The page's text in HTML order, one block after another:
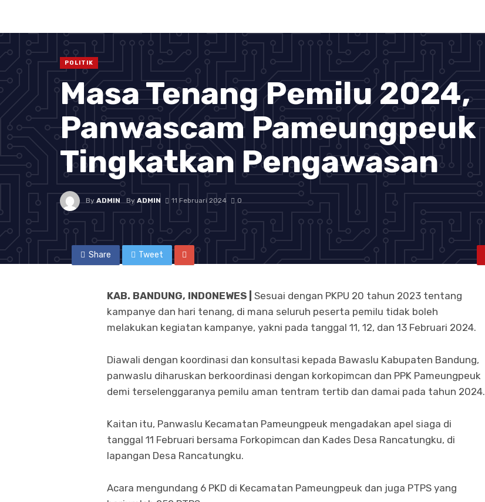
POLITIK
Masa Tenang Pemilu 2024,
Panwascam Pameungpeuk
Tingkatkan Pengawasan
ByADMIN ByADMIN 11 Februari 2024 0
Share Tweet
KAB. BANDUNG, INDONEWES | Sesuai dengan PKPU 20 tahun 2023 tentang
kampanye dan hari tenang, di mana seluruh peserta pemilu tidak boleh
melakukan kegiatan kampanye, yakni pada tanggal 11, 12, dan 13 Februari 2024.
Diawali dengan koordinasi dan konsultasi kepada Bawaslu Kabupaten Bandung,
panwaslu diharuskan berkoordinasi dengan korkopimcan dan PPK Pameungpeuk
demi terselenggaranya pemilu aman tentram tertib dan damai pada tahun 2024.
Kaitan itu, Panwaslu Kecamatan Pameungpeuk mengadakan apel siaga di
tanggal 11 Februari bersama Forkopimcan dan Kades Desa Rancatungku, di
lapangan Desa Rancatungku.
Acara mengundang 6 PKD di Kecamatan Pameungpeuk dan juga PTPS yang